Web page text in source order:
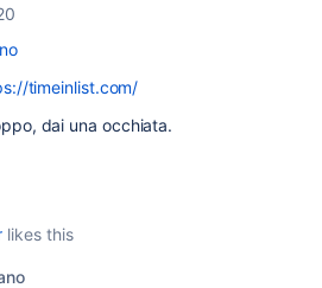
timeinlist.com/
dai una occhiata.
likes this